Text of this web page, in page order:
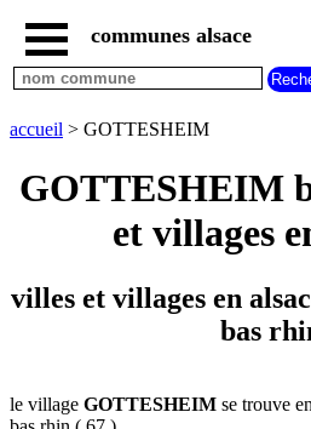
accueil
villes
rhin
commencant
A B C D E F
G
L M
N
V
W X Y Z
par
communes alsace
accueil > GOTTESHEIM
GOTTESHEIM
et villages
villes et villages en
bas
le village GOTTESHEIM se trouve